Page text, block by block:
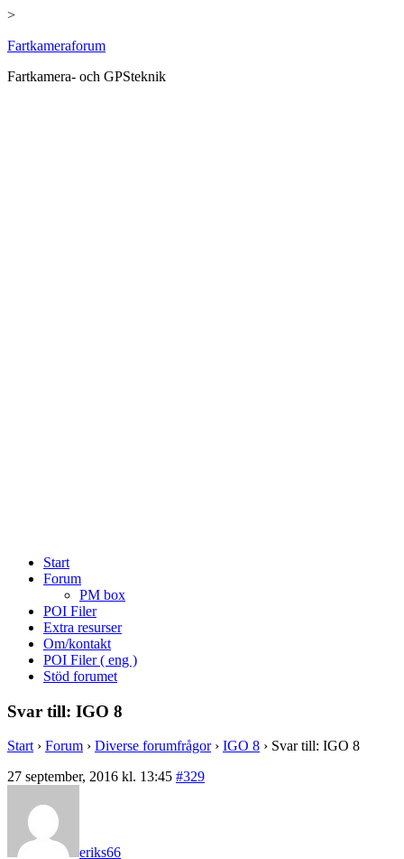
>
Hoppa
innehåll
Fartkameraforum
Fartkamera- och GPSteknik
Start
Forum
PM box
POI Filer
Extra resurser
Om/kontakt
POI Filer ( eng )
Stöd forumet
Svar till: IGO 8
Start › Forum › Diverse forumfrågor › IGO 8 › Svar till: IGO 8
27 september, 2016 kl. 13:45 #329
eriks66